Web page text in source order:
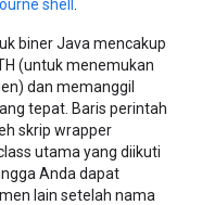
shell
biner Java mencakup
(untuk menemukan
dan memanggil
tepat. Baris perintah
skrip wrapper
utama yang diikuti
Anda dapat
lain setelah nama